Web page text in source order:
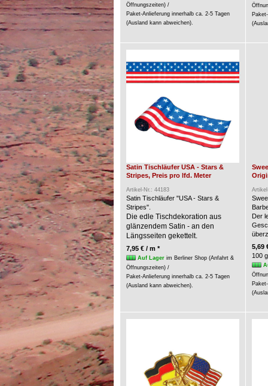
Öffnungszeiten) /
Paket-Anlieferung innerhalb ca. 2-5 Tagen
(Ausland kann abweichen).
Satin Tischläufer USA - Stars &
Stripes, Preis pro lfd. Meter
Artikel-Nr.: 44183
Satin Tischläufer "USA - Stars &
Stripes".
Die edle Tischdekoration aus
glänzendem Satin - an den
Längsseiten gekettelt.
7,95 € / m *
Auf Lagerim Berliner Shop (Anfahrt &
Öffnungszeiten) /
Paket-Anlieferung innerhalb ca. 2-5 Tagen
(Ausland kann abweichen).
Der
5,69
100